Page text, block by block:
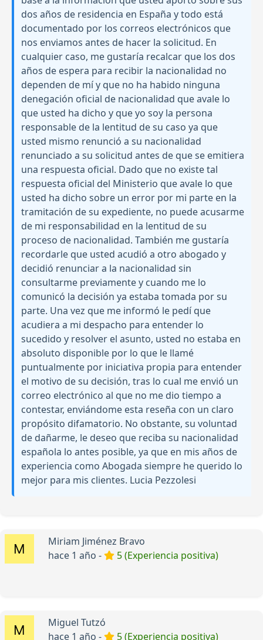
dos años de residencia en España y todo está
documentado por los correos electrónicos que
nos enviamos antes de hacer la solicitud. En
cualquier caso, me gustaría recalcar que los dos
años de espera para recibir la nacionalidad no
dependen de mí y que no ha habido ninguna
denegación oficial de nacionalidad que avale lo
que usted ha dicho y que yo soy la persona
responsable de la lentitud de su caso ya que
usted mismo renunció a su nacionalidad
renunciado a su solicitud antes de que se emitiera
una respuesta oficial. Dado que no existe tal
respuesta oficial del Ministerio que avale lo que
usted ha dicho sobre un error por mi parte en la
tramitación de su expediente, no puede acusarme
de mi responsabilidad en la lentitud de su
proceso de nacionalidad. También me gustaría
recordarle que usted acudió a otro abogado y
decidió renunciar a la nacionalidad sin
consultarme previamente y cuando me lo
comunicó la decisión ya estaba tomada por su
parte. Una vez que me informó le pedí que
acudiera a mi despacho para entender lo
sucedido y resolver el asunto, usted no estaba en
absoluto disponible por lo que le llamé
puntualmente por iniciativa propia para entender
el motivo de su decisión, tras lo cual me envió un
correo electrónico al que no me dio tiempo a
contestar, enviándome esta reseña con un claro
propósito difamatorio. No obstante, su voluntad
de dañarme, le deseo que reciba su nacionalidad
española lo antes posible, ya que en mis años de
experiencia como Abogada siempre he querido lo
mejor para mis clientes. Lucia Pezzolesi
Miriam Jiménez Bravo
hace 1 año -
5 (Experiencia positiva)
Miguel Tutzó
hace 1 año -
5 (Experiencia positiva)